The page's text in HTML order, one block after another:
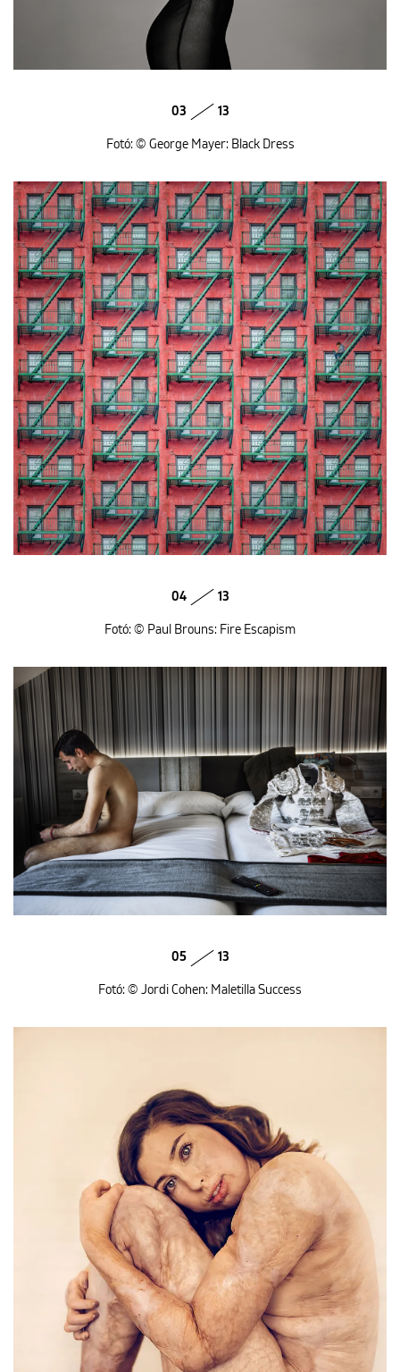
03 13
Fotó: © George Mayer: Black Dress
04 13
Fotó: © Paul Brouns: Fire Escapism
05 13
Fotó: © Jordi Cohen: Maletilla Success